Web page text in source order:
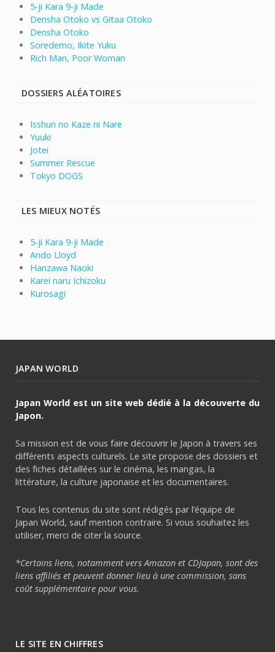
5-ji Kara 9-ji Made
Densha Otoko vs Gitaa Otoko
Densha Otoko
Soredemo, Ikite Yuku
Rich Man, Poor Woman
DOSSIERS ALÉATOIRES
Isshun no Kaze ni Nare
Yuuki
Jotei
Summer Rescue
Tokyo DOGS
LES MIEUX NOTÉS
5-ji Kara 9-ji Made
Ando Lloyd
Hanzawa Naoki
Karei naru Ichizoku
Kurosagi
JAPAN WORLD
Japan World est un site web dédié à la découverte du
Japon.
Sa mission est de vous faire découvrir le Japon à travers ses
différents aspects culturels. Le site propose des dossiers et
des fiches détaillées sur le cinéma, les mangas, la
littérature, la culture japonaise et les documentaires.
Tous les contenus du site sont rédigés par l’équipe de
Japan World, sauf mention contraire. Si vous souhaitez les
utiliser, merci de citer la source.
*Certains liens, notamment vers Amazon et CDJapan, sont des
liens affiliés et peuvent donner lieu à une commission, sans
coût supplémentaire pour vous.
LE SITE EN CHIFFRES